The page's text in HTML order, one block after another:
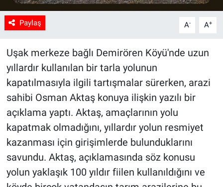
Paylaş A- A+
Uşak merkeze bağlı Demirören Köyü'nde uzun
yıllardır kullanılan bir tarla yolunun
kapatılmasıyla ilgili tartışmalar sürerken, arazi
sahibi Osman Aktaş konuya ilişkin yazılı bir
açıklama yaptı. Aktaş, amaçlarının yolu
kapatmak olmadığını, yıllardır yolun resmiyet
kazanması için girişimlerde bulunduklarını
savundu. Aktaş, açıklamasında söz konusu
yolun yaklaşık 100 yıldır fiilen kullanıldığını ve